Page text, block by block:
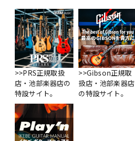
>>PRS正規取扱
店・池部楽器店の
特設サイト。
>>Gibson正規取
扱店・池部楽器店
の特設サイト。